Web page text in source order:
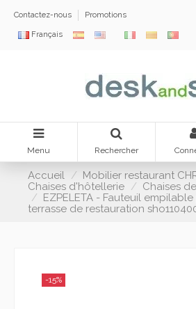
Contactez-nous Promotions
Français
Menu Rechercher
Accueil
Mobilier restaurant
Chaises d'hôtellerie
Chaises
EZPELETA - Fauteuil
terrasse de restauration
-15%